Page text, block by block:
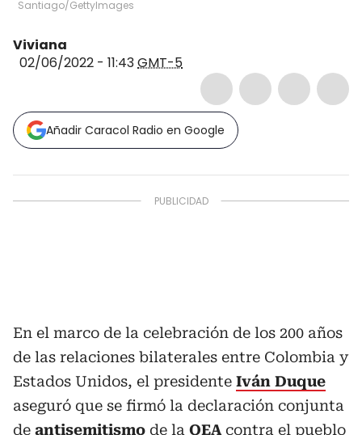
Santiago/GettyImages
Viviana
02/06/2022 - 11:43GMT-5
Añadir Caracol Radio en Google
En el marco de la celebración de los 200 años
de las relaciones bilaterales entre Colombia y
Estados Unidos, el presidente Iván Duque
aseguró que se firmó la declaración conjunta
de antisemitismo de la OEA contra el pueblo